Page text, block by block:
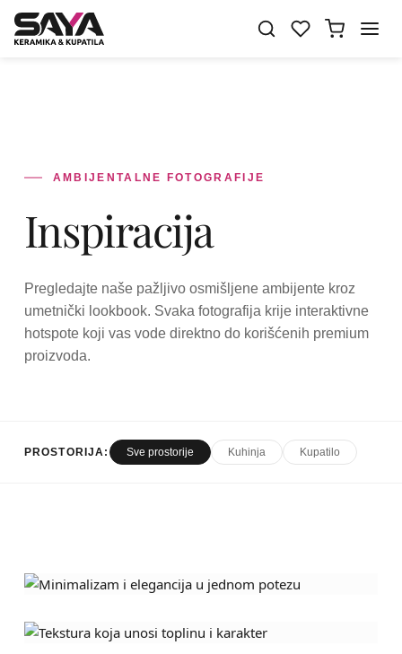
AMBIJENTALNE FOTOGRAFIJE
Inspiracija
Pregledajte naše pažljivo osmišljene ambijente kroz
umetnički lookbook. Svaka fotografija krije interaktivne
hotspote koji vas vode direktno do korišćenih premium
proizvoda.
PROSTORIJA: Sve prostorije Kuhinja Kupatilo
Minimalizam i elegancija u jednom